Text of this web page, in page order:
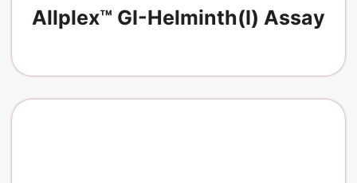
Allplex™ GI-Helminth(I) Assay